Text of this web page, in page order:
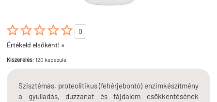

0
Értékeld elsőként! »
Kiszerelés: 120 kapszula
Szisztémás, proteolitikus (fehérjebontó) enzimkészítmény
a gyulladás, duzzanat és fájdalom csökkentésének